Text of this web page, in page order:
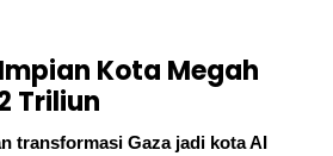
Kota Megah
Triliun
transformasi Gaza jadi kota AI